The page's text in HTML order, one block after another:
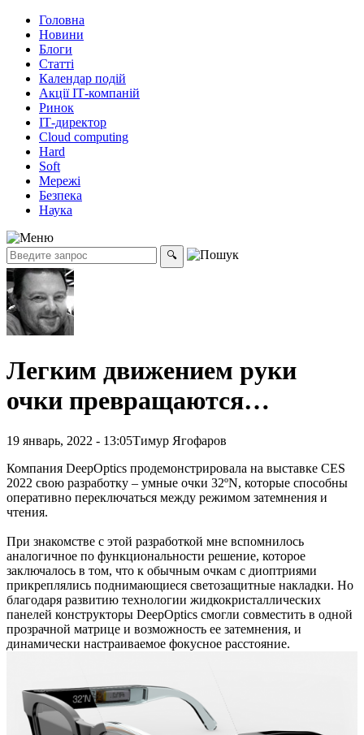
Головна
Новини
Блоги
Статті
Календар подій
Акції ІТ-компаній
Ринок
ІТ-директор
Cloud computing
Hard
Soft
Мережі
Безпека
Наука
Легким движением руки
очки превращаются…
19 январь, 2022 - 13:05Тимур Ягофаров
Компания DeepOptics продемонстрировала на выставке CES
2022 свою разработку – умные очки 32ºN, которые способны
оперативно переключаться между режимом затемнения и
чтения.
При знакомстве с этой разработкой мне вспомнилось
аналогичное по функциональности решение, которое
заключалось в том, что к обычным очкам с диоптриями
прикреплялись поднимающиеся светозащитные накладки. Но
благодаря развитию технологии жидкокристаллических
панелей конструкторы DeepOptics смогли совместить в одной
прозрачной матрице и возможность ее затемнения, и
динамически настраиваемое фокусное расстояние.